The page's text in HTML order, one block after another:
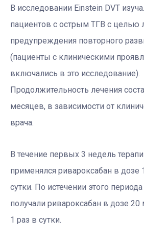
В исследовании Einstein DVT
пациентов с острым ТГВ с целью
предупреждения повторного
(пациенты с клиническими
включались в это исследование).
Продолжительность лечения
месяцев, в зависимости от
врача.
В течение первых 3 недель
применялся ривароксабан в дозе
сутки. По истечении этого
получали ривароксабан в дозе 20
1 раз в сутки.